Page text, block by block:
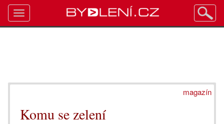
magazín
Komu se zelení
Toggle
navigation